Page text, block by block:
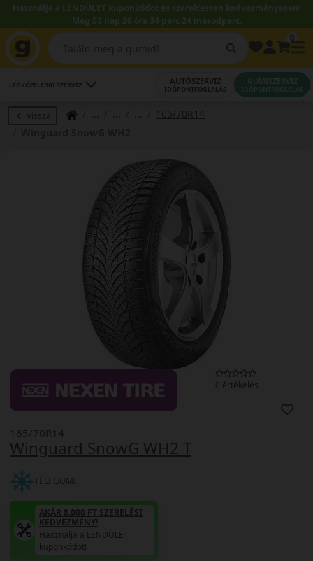
Használja a LENDÜLET kuponkódot és szereltessen kedvezményesen!
Még 53 nap 20 óra 34 perc 24 másodperc.
LEGKÖZELEBBI SZERVIZ AUTÓSZERVIZ
IDŐPONTFOGLALÁS
GUMISZERVIZ
IDŐPONTFOGLALÁS
Vissza
165/70R14
0 értékelés
Winguard SnowG WH2 T
165/70R14
TÉLI GUMI
AKÁR 8.000 FT SZERELÉSI
KEDVEZMÉNY!
Használja a LENDÜLET
kuponkódot!